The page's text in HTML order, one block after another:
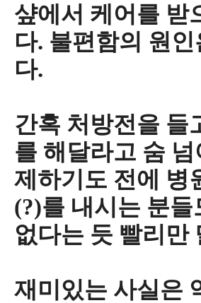
샾에서 케어를 받
다. 불편함의 원
다.
간혹 처방전을 들
를 해달라고 숨
제하기도 전에 병
(?)를 내시는 분
없다는 듯 빨리만
재미있는 사실은